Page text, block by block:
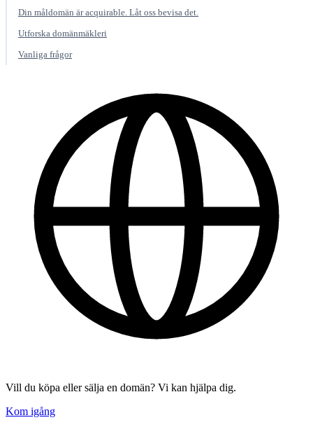
Din måldomän är acquirable. Låt oss bevisa det.
Utforska domänmäkleri
Vanliga frågor
Vill du köpa eller sälja en domän? Vi kan hjälpa dig.
Kom igång